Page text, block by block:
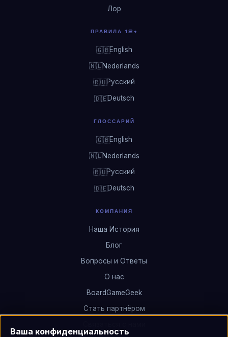
Лор
ПРАВИЛА 12+
🇬🇧English
🇳🇱Nederlands
🇷🇺Русский
🇩🇪Deutsch
ГЛОССАРИЙ
🇬🇧English
🇳🇱Nederlands
🇷🇺Русский
🇩🇪Deutsch
КОМПАНИЯ
Наша История
Блог
Вопросы и Ответы
О нас
BoardGameGeek
Стать партнёром
Ваша конфиденциальность